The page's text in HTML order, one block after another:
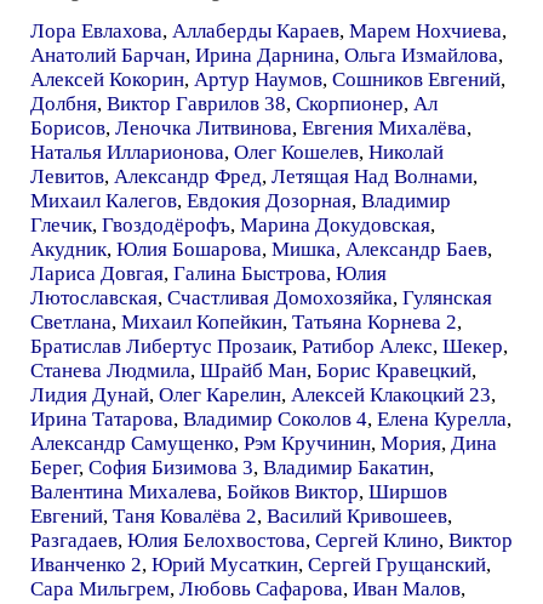
Лора Евлахова, Аллаберды Караев, Марем Нохчиева,
Анатолий Барчан, Ирина Дарнина, Ольга Измайлова,
Алексей Кокорин, Артур Наумов, Сошников Евгений,
Долбня, Виктор Гаврилов 38, Скорпионер, Ал
Борисов, Леночка Литвинова, Евгения Михалёва,
Наталья Илларионова, Олег Кошелев, Николай
Левитов, Александр Фред, Летящая Над Волнами,
Михаил Калегов, Евдокия Дозорная, Владимир
Глечик, Гвоздодёрофъ, Марина Докудовская,
Акудник, Юлия Бошарова, Мишка, Александр Баев,
Лариса Довгая, Галина Быстрова, Юлия
Лютославская, Счастливая Домохозяйка, Гулянская
Светлана, Михаил Копейкин, Татьяна Корнева 2,
Братислав Либертус Прозаик, Ратибор Алекс, Шекер,
Станева Людмила, Шрайб Ман, Борис Кравецкий,
Лидия Дунай, Олег Карелин, Алексей Клакоцкий 23,
Ирина Татарова, Владимир Соколов 4, Елена Курелла,
Александр Самущенко, Рэм Кручинин, Мория, Дина
Берег, София Бизимова 3, Владимир Бакатин,
Валентина Михалева, Бойков Виктор, Ширшов
Евгений, Таня Ковалёва 2, Василий Кривошеев,
Разгадаев, Юлия Белохвостова, Сергей Клино, Виктор
Иванченко 2, Юрий Мусаткин, Сергей Грущанский,
Сара Мильгрем, Любовь Сафарова, Иван Малов,